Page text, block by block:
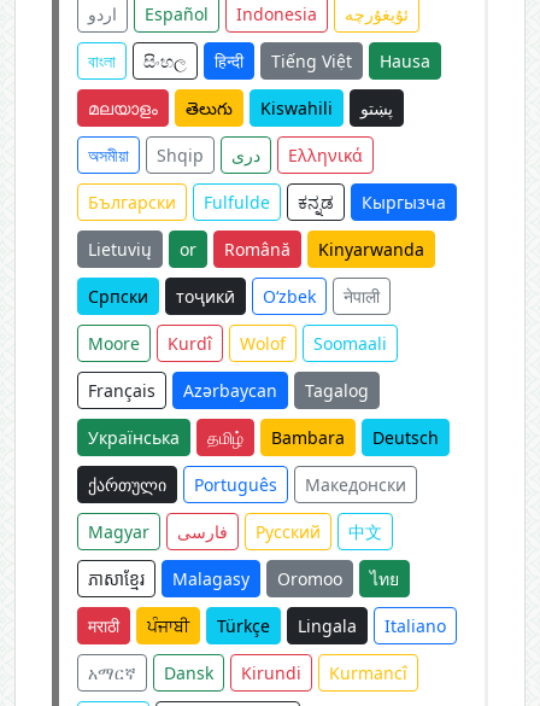
اردو Español Indonesia ئۇيغۇرچە
বাংলা සිංහල हिन्दी Tiếng Việt Hausa
മലയാളം తెలుగు Kiswahili پښتو
অসমীয়া Shqip دری Ελληνικά
Български Fulfulde ಕನ್ನಡ Кыргызча
Lietuvių or Română Kinyarwanda
Српски тоҷикӣ O‘zbek नेपाली
Moore Kurdî Wolof Soomaali
Français Azərbaycan Tagalog
Українська தமிழ் Bambara Deutsch
ქართული Português Македонски
Magyar فارسی Русский 中文
ភាសាខ្មែរ Malagasy Oromoo ไทย
मराठी ਪੰਜਾਬੀ Türkçe Lingala Italiano
አማርኛ Dansk Kirundi Kurmancî